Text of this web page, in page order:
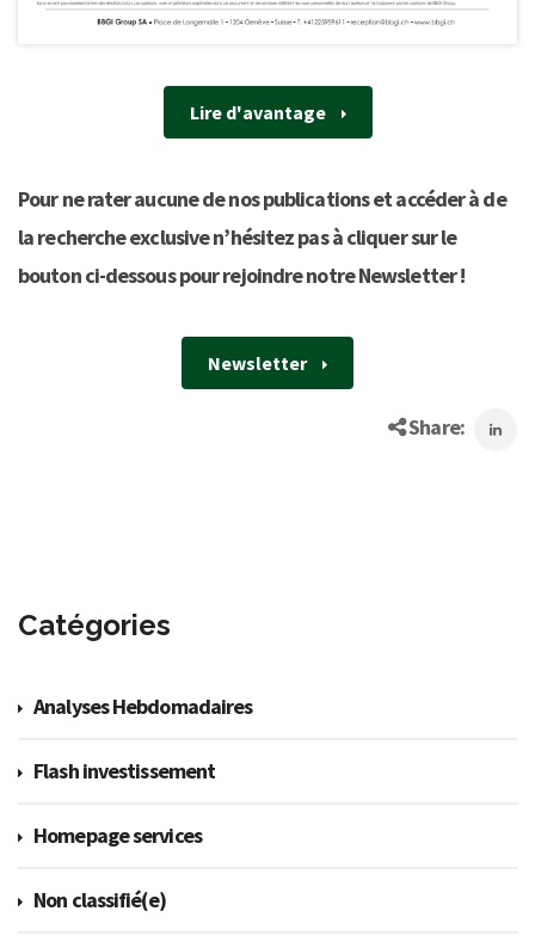
Lire d'avantage
Pour ne rater aucune de nos publications et accéder à de
la recherche exclusive n’hésitez pas à cliquer sur le
bouton ci-dessous pour rejoindre notre Newsletter !
Newsletter
Share:
Catégories
Analyses Hebdomadaires
Flash investissement
Homepage services
Non classifié(e)